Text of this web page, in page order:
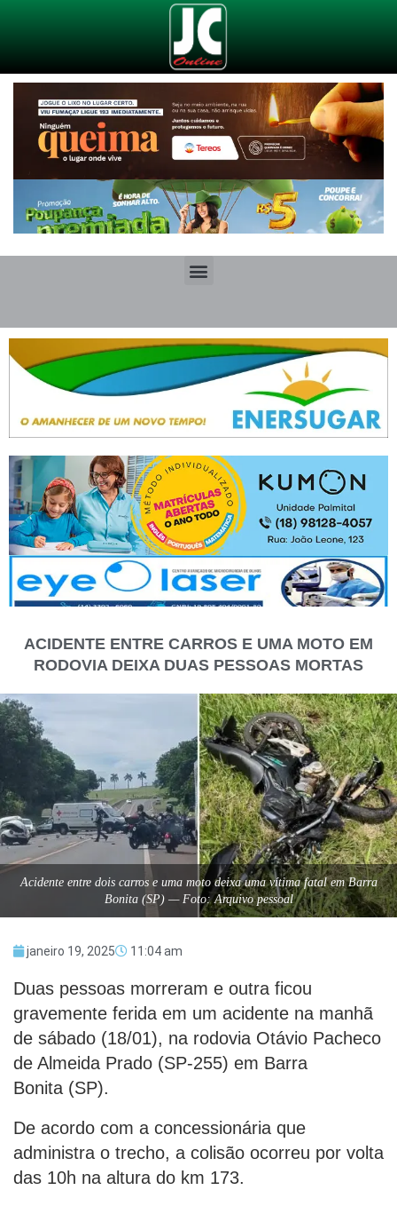
ACIDENTE ENTRE CARROS E UMA MOTO EM
RODOVIA DEIXA DUAS PESSOAS MORTAS
Acidente entre dois carros e uma moto deixa uma vítima fatal em Barra
Bonita (SP) — Foto: Arquivo pessoal
janeiro 19, 2025 11:04 am
Duas pessoas morreram e outra ficou
gravemente ferida em um acidente na manhã
de sábado (18/01), na rodovia Otávio Pacheco
de Almeida Prado (SP-255) em Barra
Bonita (SP).
De acordo com a concessionária que
administra o trecho, a colisão ocorreu por volta
das 10h na altura do km 173.